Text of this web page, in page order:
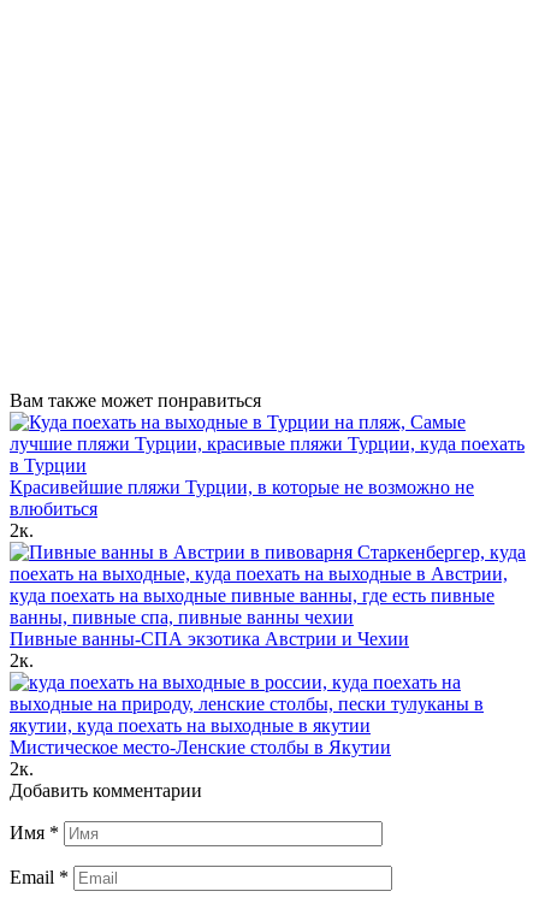
Вам также может понравиться
Красивейшие пляжи Турции, в которые не возможно не
влюбиться
2к.
Пивные ванны-СПА экзотика Австрии и Чехии
2к.
Мистическое место-Ленские столбы в Якутии
2к.
Добавить комментарии
Имя *
Email *